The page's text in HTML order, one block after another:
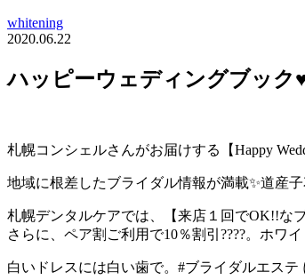
whitening
2020.06.22
ハッピーウェディングブック
札幌コンシェルさんがお届けする【Happy
地域に根差したブライダル情報が満載✨道産
札幌デンタルケアでは、【来店１回でOK!!な
さらに、ペア割ご利用で10％割引????。ホワ
白いドレスには白い歯で。#ブライダルエステ